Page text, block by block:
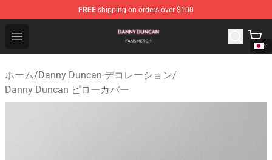
FREE shipping on orders over $100
Open menu
Danny Duncan Shop - Official Danny Duncan
ホーム/Danny Duncan デコレーション/
Danny Duncan ピローカバー